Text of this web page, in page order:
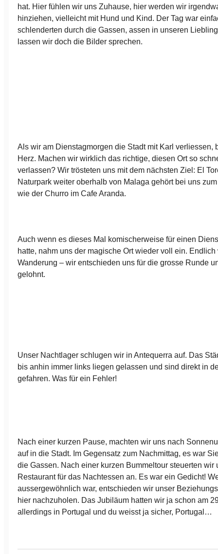
hat. Hier fühlen wir uns Zuhause, hier werden wir
hinziehen, vielleicht mit Hund und Kind. Der Tag war
schlenderten durch die Gassen, assen in unseren
lassen wir doch die Bilder sprechen.
Als wir am Dienstagmorgen die Stadt mit Karl verliessen,
Herz. Machen wir wirklich das richtige, diesen Ort so
verlassen? Wir trösteten uns mit dem nächsten Ziel: El
Naturpark weiter oberhalb von Malaga gehört bei uns
wie der Churro im Cafe Aranda.
Auch wenn es dieses Mal komischerweise für einen
hatte, nahm uns der magische Ort wieder voll ein.
Wanderung – wir entschieden uns für die grosse Runde
gelohnt.
Unser Nachtlager schlugen wir in Antequerra auf. Das
bis anhin immer links liegen gelassen und sind direkt in
gefahren. Was für ein Fehler!
Nach einer kurzen Pause, machten wir uns nach
auf in die Stadt. Im Gegensatz zum Nachmittag, es war
die Gassen. Nach einer kurzen Bummeltour steuerten wir
Restaurant für das Nachtessen an. Es war ein Gedicht!
aussergewöhnlich war, entschieden wir unser
hier nachzuholen. Das Jubiläum hatten wir ja schon am
allerdings in Portugal und du weisst ja sicher, Portugal…